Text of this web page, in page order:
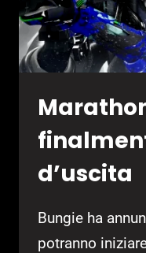
I
d’uscita
Bungie ha
potranno